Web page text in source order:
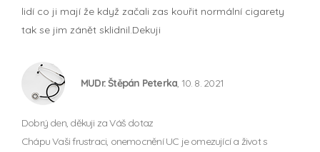
lidí co ji mají že když začali zas kouřit normální cigarety
tak se jim zánět sklidnil.Dekuji
MUDr. Štěpán Peterka, 10. 8. 2021
Dobrý den, děkuji za Váš dotaz
Chápu Vaši frustraci, onemocnění UC je omezující a život s